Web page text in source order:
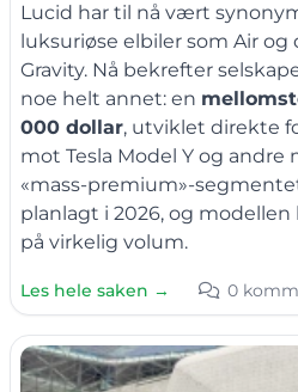
Lucid har til nå vært
luksuriøse elbiler som Air
Gravity. Nå bekrefter
noe helt annet: en
000 dollar, utviklet direkte
mot Tesla Model Y og andre
«mass-premium»-
planlagt i 2026, og
på virkelig volum.
Les hele saken → 0